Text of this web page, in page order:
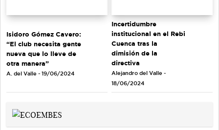
Isidoro Gómez Cavero:
“El club necesita gente
nueva que lo lleve de
otra manera”
A. del Valle - 19/06/2024
Incertidumbre
institucional en el Rebi
Cuenca tras la
dimisión de la
directiva
Alejandro del Valle -
18/06/2024